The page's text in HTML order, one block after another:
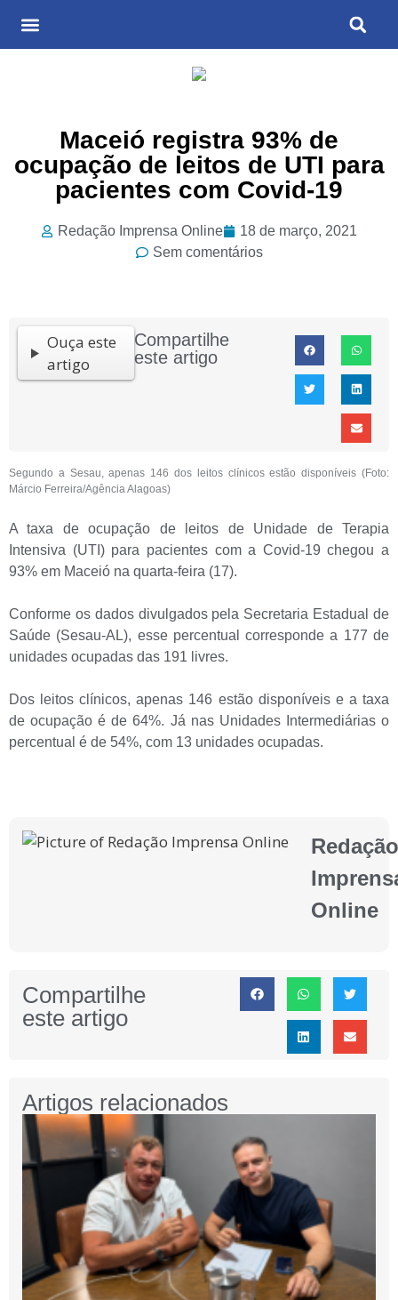
Maceió registra 93% de
ocupação de leitos de UTI para
pacientes com Covid-19
Redação Imprensa Online
18 de março, 2021
Sem comentários
Ouça este
artigo
Compartilhe
este artigo
Segundo a Sesau, apenas 146 dos leitos clínicos estão disponíveis (Foto:
Márcio Ferreira/Agência Alagoas)
A taxa de ocupação de leitos de Unidade de Terapia
Intensiva (UTI) para pacientes com a Covid-19 chegou a
93% em Maceió na quarta-feira (17).
Conforme os dados divulgados pela Secretaria Estadual de
Saúde (Sesau-AL), esse percentual corresponde a 177 de
unidades ocupadas das 191 livres.
Dos leitos clínicos, apenas 146 estão disponíveis e a taxa
de ocupação é de 64%. Já nas Unidades Intermediárias o
percentual é de 54%, com 13 unidades ocupadas.
Redação
Online
Compartilhe
este artigo
Artigos relacionados